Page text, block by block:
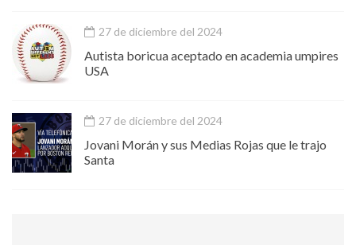
27 de diciembre del 2024
Autista boricua aceptado en academia umpires
USA
27 de diciembre del 2024
Jovani Morán y sus Medias Rojas que le trajo
Santa